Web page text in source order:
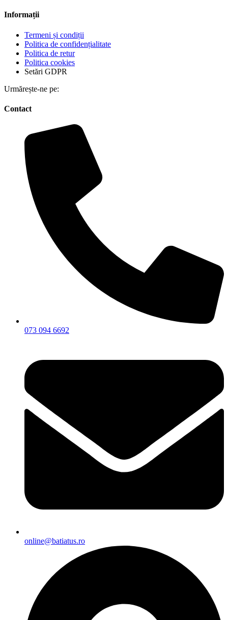
Informații
Termeni și condiții
Politica de confidențialitate
Politica de retur
Politica cookies
Setări GDPR
Urmărește-ne pe:
Contact
073 094 6692
online@batiatus.ro